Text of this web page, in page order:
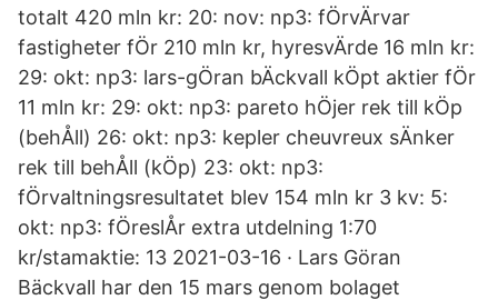
totalt 420 mln kr: 20: nov: np3: fÖrvÄrvar
fastigheter fÖr 210 mln kr, hyresvÄrde 16 mln kr:
29: okt: np3: lars-gÖran bÄckvall kÖpt aktier fÖr
11 mln kr: 29: okt: np3: pareto hÖjer rek till kÖp
(behÅll) 26: okt: np3: kepler cheuvreux sÄnker
rek till behÅll (kÖp) 23: okt: np3:
fÖrvaltningsresultatet blev 154 mln kr 3 kv: 5:
okt: np3: fÖreslÅr extra utdelning 1:70
kr/stamaktie: 13 2021-03-16 · Lars Göran
Bäckvall har den 15 mars genom bolaget